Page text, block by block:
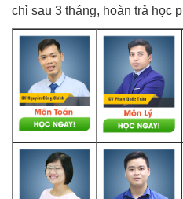
chỉ sau 3 tháng, hoàn trả học